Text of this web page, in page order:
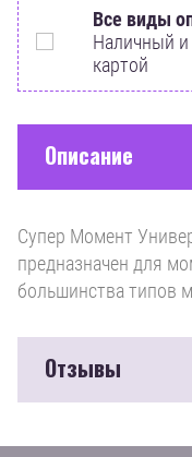
Все виды
Наличный и
картой
Описание
Супер Момент
предназначен для
большинства типов
Отзывы